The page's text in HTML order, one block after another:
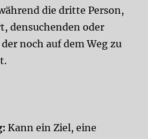
die dritte Person,
densuchenden oder
noch auf dem Weg zu
Kann ein Ziel, eine